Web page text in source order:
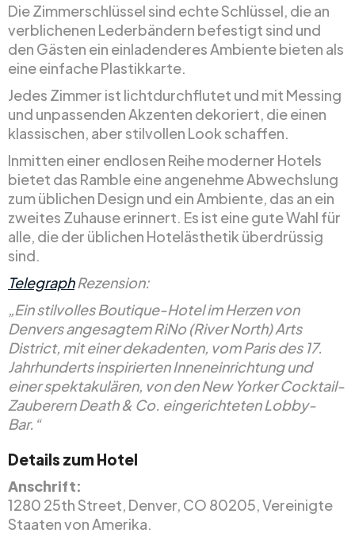
Die Zimmerschlüssel sind echte Schlüssel, die an
verblichenen Lederbändern befestigt sind und
den Gästen ein einladenderes Ambiente bieten als
eine einfache Plastikkarte.
Jedes Zimmer ist lichtdurchflutet und mit Messing
und unpassenden Akzenten dekoriert, die einen
klassischen, aber stilvollen Look schaffen.
Inmitten einer endlosen Reihe moderner Hotels
bietet das Ramble eine angenehme Abwechslung
zum üblichen Design und ein Ambiente, das an ein
zweites Zuhause erinnert. Es ist eine gute Wahl für
alle, die der üblichen Hotelästhetik überdrüssig
sind.
TelegraphRezension:
„Ein stilvolles Boutique-Hotel im Herzen von
Denvers angesagtem RiNo (River North) Arts
District, mit einer dekadenten, vom Paris des 17.
Jahrhunderts inspirierten Inneneinrichtung und
einer spektakulären, von den New Yorker Cocktail-
Zauberern Death & Co. eingerichteten Lobby-
Bar.“
Details zum Hotel
Anschrift:
1280 25th Street, Denver, CO 80205, Vereinigte
Staaten von Amerika.